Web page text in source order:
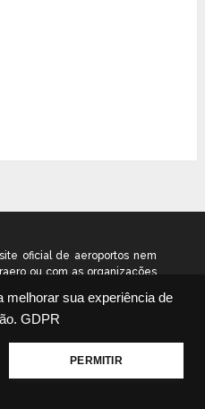
melhorar sua experiência de
GDPR
PERMITIR
oficial de aeroportos nem
ou com as organizações
de informação voltado ao
– Todos os direitos